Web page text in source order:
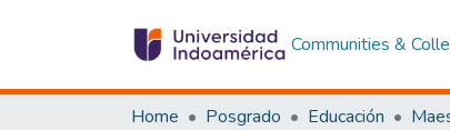
Communities &
Home Posgrado Educación